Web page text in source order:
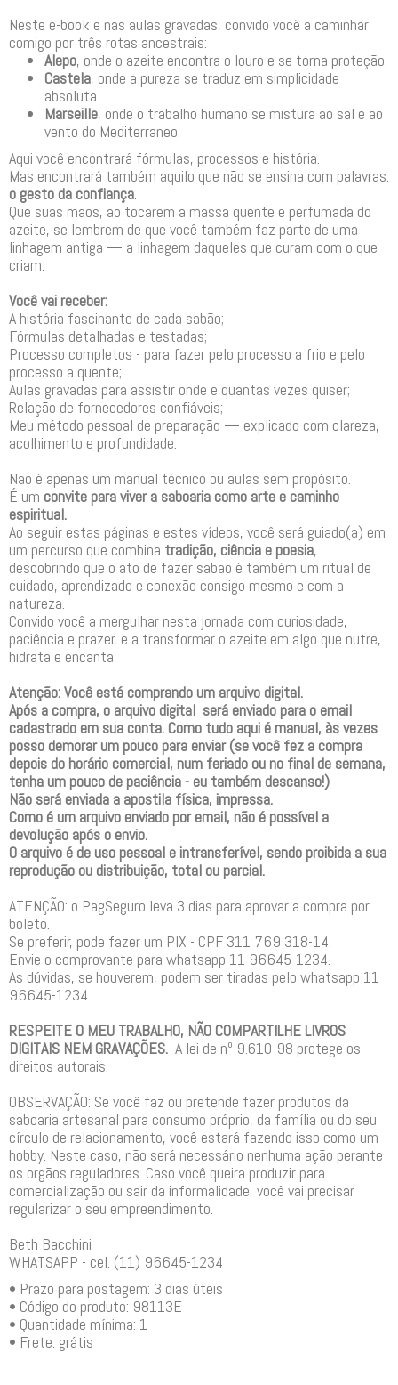
Neste e-book e nas aulas gravadas, convido você a caminhar
comigo por três rotas ancestrais:
Alepo, onde o azeite encontra o louro e se torna proteção.
Castela, onde a pureza se traduz em simplicidade
absoluta.
Marseille, onde o trabalho humano se mistura ao sal e ao
vento do Mediterraneo.
Aqui você encontrará fórmulas, processos e história.
Mas encontrará também aquilo que não se ensina com palavras:
o gesto da confiança.
Que suas mãos, ao tocarem a massa quente e perfumada do
azeite, se lembrem de que você também faz parte de uma
linhagem antiga — a linhagem daqueles que curam com o que
criam.
Você vai receber:
A história fascinante de cada sabão;
Fórmulas detalhadas e testadas;
Processo completos - para fazer pelo processo a frio e pelo
processo a quente;
Aulas gravadas para assistir onde e quantas vezes quiser;
Relação de fornecedores confiáveis;
Meu método pessoal de preparação — explicado com clareza,
acolhimento e profundidade.
Não é apenas um manual técnico ou aulas sem propósito.
É um convite para viver a saboaria como arte e caminho
espiritual.
Ao seguir estas páginas e estes vídeos, você será guiado(a) em
um percurso que combina tradição, ciência e poesia,
descobrindo que o ato de fazer sabão é também um ritual de
cuidado, aprendizado e conexão consigo mesmo e com a
natureza.
Convido você a mergulhar nesta jornada com curiosidade,
paciência e prazer, e a transformar o azeite em algo que nutre,
hidrata e encanta.
Atenção: Você está comprando um arquivo digital.
Após a compra, o arquivo digital será enviado para o email
cadastrado em sua conta. Como tudo aqui é manual, às vezes
posso demorar um pouco para enviar (se você fez a compra
depois do horário comercial, num feriado ou no final de semana,
tenha um pouco de paciência - eu também descanso!)
Não será enviada a apostila física, impressa.
Como é um arquivo enviado por email, não é possível a
devolução após o envio.
O arquivo é de uso pessoal e intransferível, sendo proibida a sua
reprodução ou distribuição, total ou parcial.
ATENÇÃO: o PagSeguro leva 3 dias para aprovar a compra por
boleto.
Se preferir, pode fazer um PIX - CPF 311 769 318-14.
Envie o comprovante para whatsapp 11 96645-1234.
As dúvidas, se houverem, podem ser tiradas pelo whatsapp 11
96645-1234
RESPEITE O MEU TRABALHO, NÃO COMPARTILHE LIVROS
DIGITAIS NEM GRAVAÇÕES. A lei de nº 9.610-98 protege os
direitos autorais.
OBSERVAÇÃO: Se você faz ou pretende fazer produtos da
saboaria artesanal para consumo próprio, da família ou do seu
círculo de relacionamento, você estará fazendo isso como um
hobby. Neste caso, não será necessário nenhuma ação perante
os orgãos reguladores. Caso você queira produzir para
comercialização ou sair da informalidade, você vai precisar
regularizar o seu empreendimento.
Beth Bacchini
WHATSAPP - cel. (11) 96645-1234
• Prazo para postagem: 3 dias úteis
• Código do produto: 98113E
• Quantidade mínima: 1
• Frete: grátis